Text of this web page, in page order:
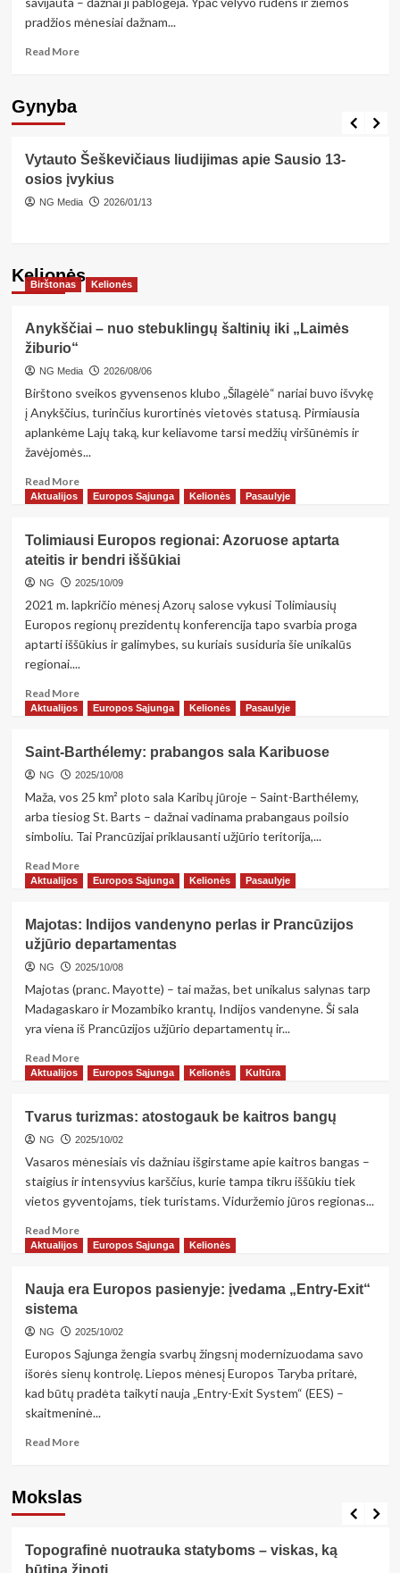
kontroliuoti,
būčiau
pradžios mėnesiai dažnam...
Read MoreRead
žvaliems
Gynyba
Aktualijos
Vytauto Šeškevičiaus liudijimas apie Sausio 13-
osios įvykius
NG Media 2026/01/13
Kelionės
Birštonas Kelionės
Anykščiai – nuo stebuklingų šaltinių iki „Laimės
žiburio“
NG Media 2026/08/06
Birštono sveikos gyvensenos klubo „Šilagėlė“ nariai buvo išvykę
į Anykščius, turinčius kurortinės vietovės statusą. Pirmiausia
aplankėme Lajų taką, kur keliavome tarsi medžių viršūnėmis ir
žavėjomės...
Read MoreRead
more
nuo
stebuklingų
šaltinių
iki
„Laimės
žiburio“
Aktualijos Europos Sąjunga Kelionės Pasaulyje
Tolimiausi Europos regionai: Azoruose aptarta
ateitis ir bendri iššūkiai
NG 2025/10/09
2021 m. lapkričio mėnesį Azorų salose vykusi Tolimiausių
Europos regionų prezidentų konferencija tapo svarbia proga
aptarti iššūkius ir galimybes, su kuriais susiduria šie unikalūs
regionai....
Read MoreRead
more
Europos
regionai:
Azoruose
aptarta
ateitis
ir
iššūkiai
Aktualijos Europos Sąjunga Kelionės Pasaulyje
Saint-Barthélemy: prabangos sala Karibuose
NG 2025/10/08
Maža, vos 25 km² ploto sala Karibų jūroje – Saint-Barthélemy,
arba tiesiog St. Barts – dažnai vadinama prabangaus poilsio
simboliu. Tai Prancūzijai priklausanti užjūrio teritorija,...
Read MoreRead
more
Barthélemy:
prabangos
sala
Karibuose
Aktualijos Europos Sąjunga Kelionės Pasaulyje
Majotas: Indijos vandenyno perlas ir Prancūzijos
užjūrio departamentas
NG 2025/10/08
Majotas (pranc. Mayotte) – tai mažas, bet unikalus salynas tarp
Madagaskaro ir Mozambiko krantų, Indijos vandenyne. Ši sala
yra viena iš Prancūzijos užjūrio departamentų ir...
Read MoreRead
more
Indijos
vandenyno
perlas
ir
Prancūzijos
užjūrio
Aktualijos Europos Sąjunga Kelionės Kultūra
Tvarus turizmas: atostogauk be kaitros bangų
NG 2025/10/02
Vasaros mėnesiais vis dažniau išgirstame apie kaitros bangas –
staigius ir intensyvius karščius, kurie tampa tikru iššūkiu tiek
vietos gyventojams, tiek turistams. Viduržemio jūros regionas...
Read MoreRead
more
turizmas:
be
kaitros
bangų
Aktualijos Europos Sąjunga Kelionės
Nauja era Europos pasienyje: įvedama „Entry-Exit“
sistema
NG 2025/10/02
Europos Sąjunga žengia svarbų žingsnį modernizuodama savo
išorės sienų kontrolę. Liepos mėnesį Europos Taryba pritarė,
kad būtų pradėta taikyti nauja „Entry-Exit System“ (EES) –
skaitmeninė...
Read MoreRead
Nauja
era
pasienyje:
įvedama
Mokslas
Aktualijos
Topografinė nuotrauka statyboms – viskas, ką
būtina žinoti